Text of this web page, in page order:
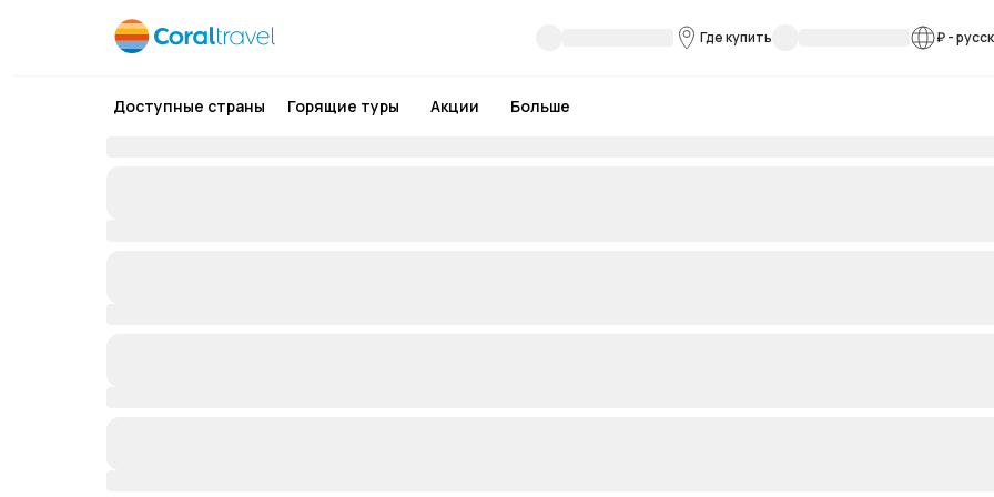
Где купить ₽-
Доступные страны Горящие туры Акции Больше